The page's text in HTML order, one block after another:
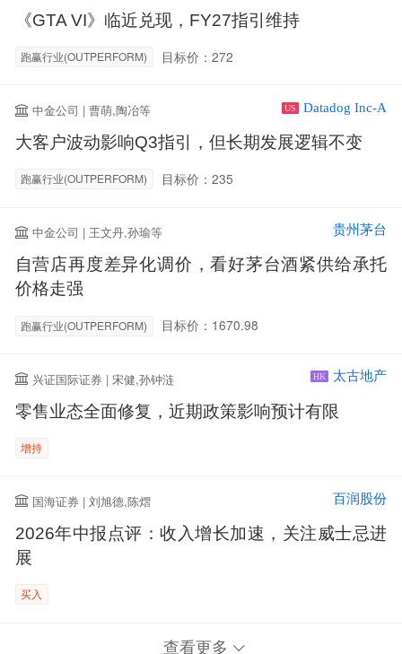
《GTA VI》临近兑现，FY27指引维持
跑赢行业(OUTPERFORM) 目标价：272
中金公司 | 曹萌,陶冶等 US Datadog Inc-A
大客户波动影响Q3指引，但长期发展逻辑不变
跑赢行业(OUTPERFORM) 目标价：235
中金公司 | 王文丹,孙瑜等 贵州茅台
自营店再度差异化调价，看好茅台酒紧供给承托
价格走强
跑赢行业(OUTPERFORM) 目标价：1670.98
兴证国际证券 | 宋健,孙钟涟 HK 太古地产
零售业态全面修复，近期政策影响预计有限
增持
国海证券 | 刘旭德,陈熠 百润股份
2026年中报点评：收入增长加速，关注威士忌进
展
买入
查看更多